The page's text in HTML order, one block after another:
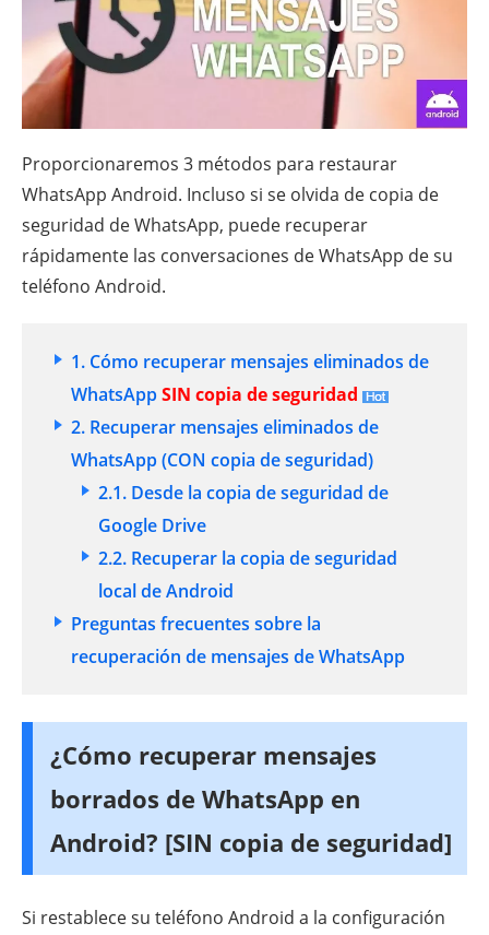
Proporcionaremos 3 métodos para restaurar
WhatsApp Android. Incluso si se olvida de copia de
seguridad de WhatsApp, puede recuperar
rápidamente las conversaciones de WhatsApp de su
teléfono Android.
1. Cómo recuperar mensajes eliminados de
WhatsAppSIN copia de seguridad
2. Recuperar mensajes eliminados de
WhatsApp (CON copia de seguridad)
2.1. Desde la copia de seguridad de
Google Drive
2.2. Recuperar la copia de seguridad
local de Android
Preguntas frecuentes sobre la
recuperación de mensajes de WhatsApp
¿Cómo recuperar mensajes
borrados de WhatsApp en
Android? [SIN copia de seguridad]
Si restablece su teléfono Android a la configuración